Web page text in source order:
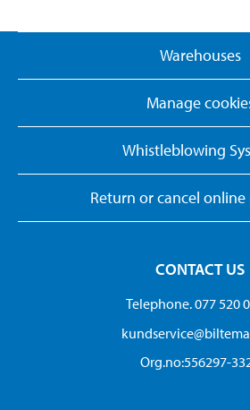
Warehouses
Manage
Whistleblowing
Return or cancel online
CONTACT US
Telephone. 077 520
Org.no:556297-